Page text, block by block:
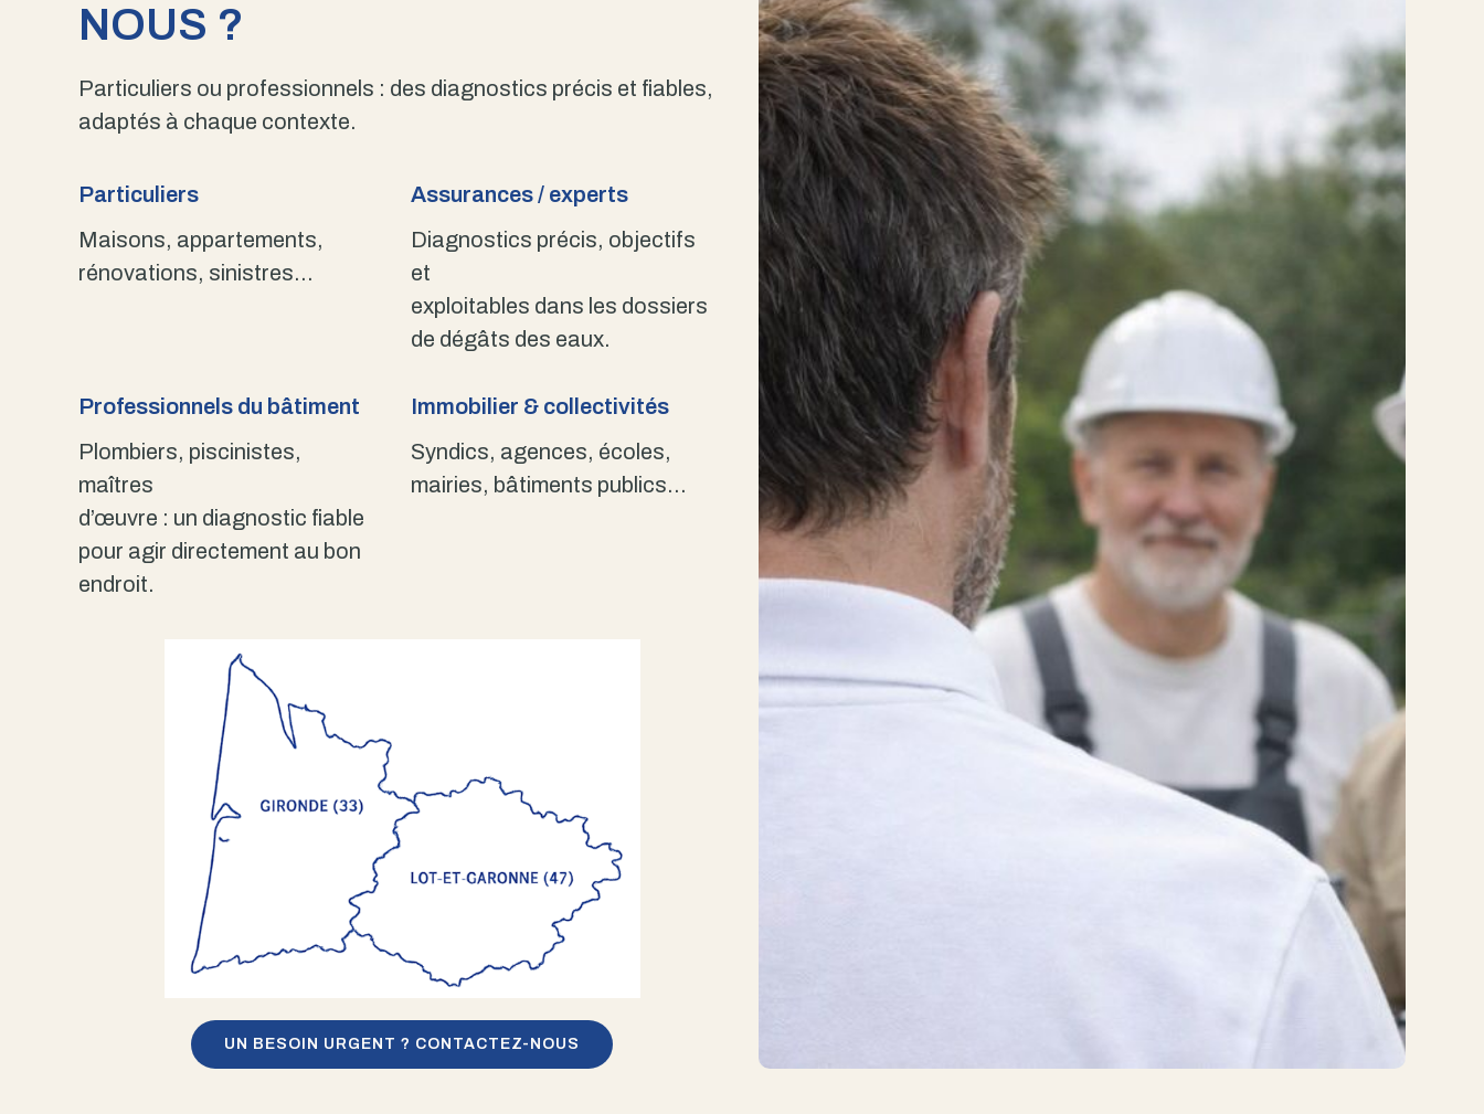
NOUS ?
Particuliers ou professionnels : des diagnostics précis et fiables,
adaptés à chaque contexte.
Particuliers
Maisons, appartements,
rénovations, sinistres…
Assurances / experts
Diagnostics précis, objectifs
et
exploitables dans les dossiers
de dégâts des eaux.
Professionnels du bâtiment
Plombiers, piscinistes,
maîtres
d’œuvre : un diagnostic fiable
pour agir directement au bon
endroit.
Immobilier & collectivités
Syndics, agences, écoles,
mairies, bâtiments publics…
UN BESOIN URGENT ? CONTACTEZ-NOUS